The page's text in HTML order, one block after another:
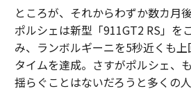
ところが、それからわずか数カ月
ポルシェは新型「911GT2 RS」を
み、ランボルギーニを5秒近くも
タイムを達成。さすがポルシェ、
揺らぐことはないだろうと多くの人